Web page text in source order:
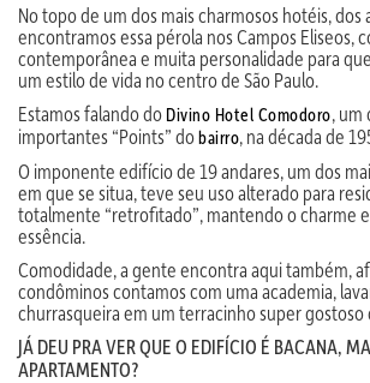
No topo de um dos mais charmosos hotéis, dos
encontramos essa pérola nos Campos Eliseos,
contemporânea e muita personalidade para
um estilo de vida no centro de São Paulo.
Estamos falando do Divino Hotel Comodoro, um
importantes “Points” dobairro, na década de
O imponente edifício de 19 andares, um dos
em que se situa, teve seu uso alterado para
totalmente “retrofitado”, mantendo o charme
essência.
Comodidade, a gente encontra aqui também,
condôminos contamos com uma academia,
churrasqueira em um terracinho super gostoso
JÁ DEU PRA VER QUE O EDIFÍCIO É BACANA,
APARTAMENTO?